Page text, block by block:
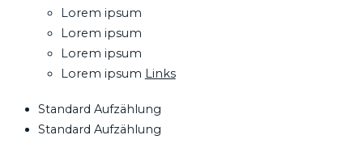
Lorem ipsum
Lorem ipsum
Lorem ipsum
Lorem ipsum Links
Standard Aufzählung
Standard Aufzählung